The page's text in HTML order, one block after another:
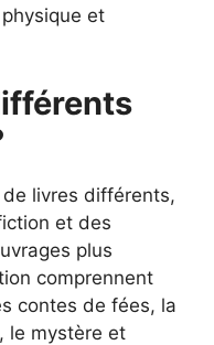
et
livres différents,
et des
plus
comprennent
contes de fées, la
le mystère et